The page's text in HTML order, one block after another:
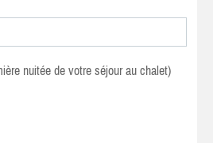
nuitée de votre séjour au chalet)